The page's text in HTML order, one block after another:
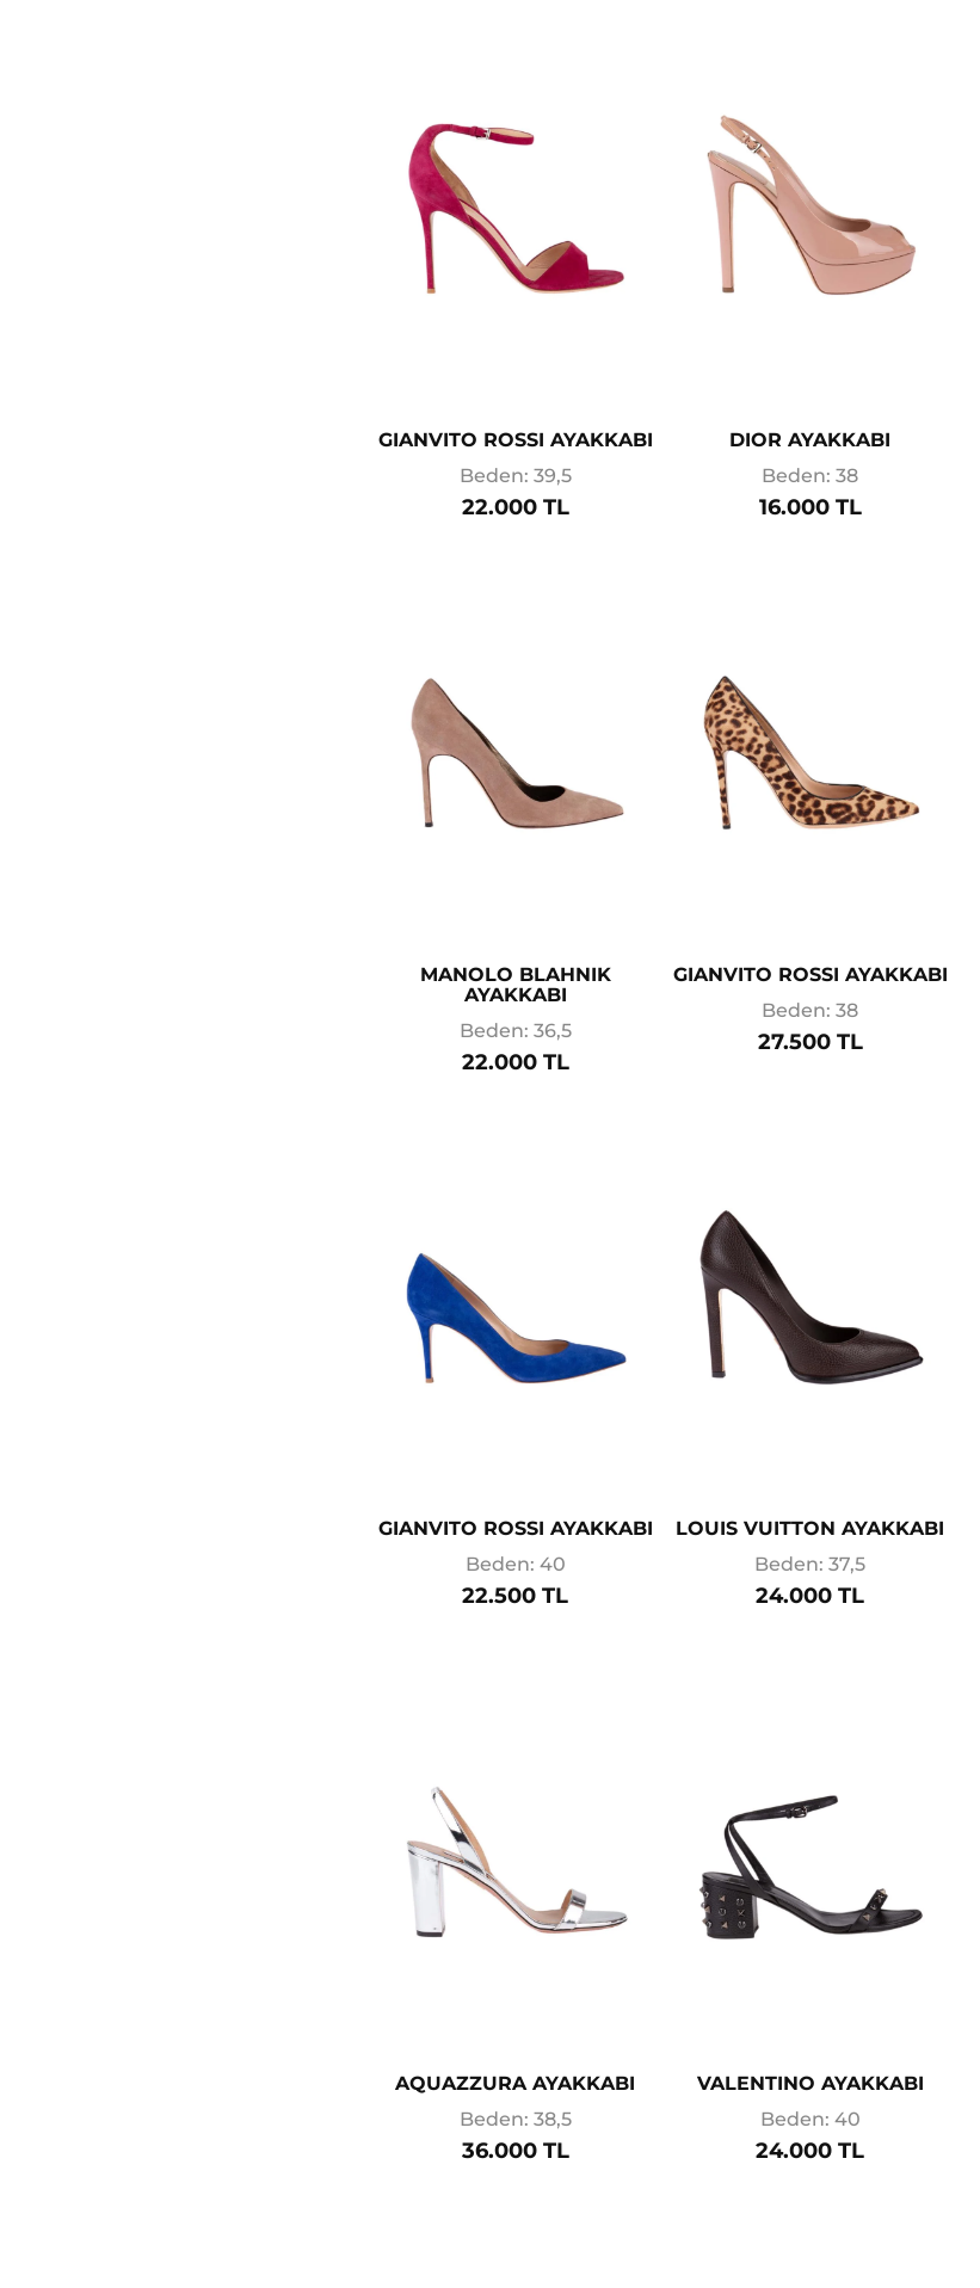
GIANVITO ROSSI AYAKKABI
Beden: 39,5
22.000 TL
DIOR AYAKKABI
Beden: 38
16.000 TL
MANOLO BLAHNIK
AYAKKABI
Beden: 36,5
22.000 TL
GIANVITO ROSSI AYAKKABI
Beden: 38
27.500 TL
GIANVITO ROSSI AYAKKABI
Beden: 40
22.500 TL
LOUIS VUITTON AYAKKABI
Beden: 37,5
24.000 TL
AQUAZZURA AYAKKABI
Beden: 38,5
36.000 TL
VALENTINO AYAKKABI
Beden: 40
24.000 TL